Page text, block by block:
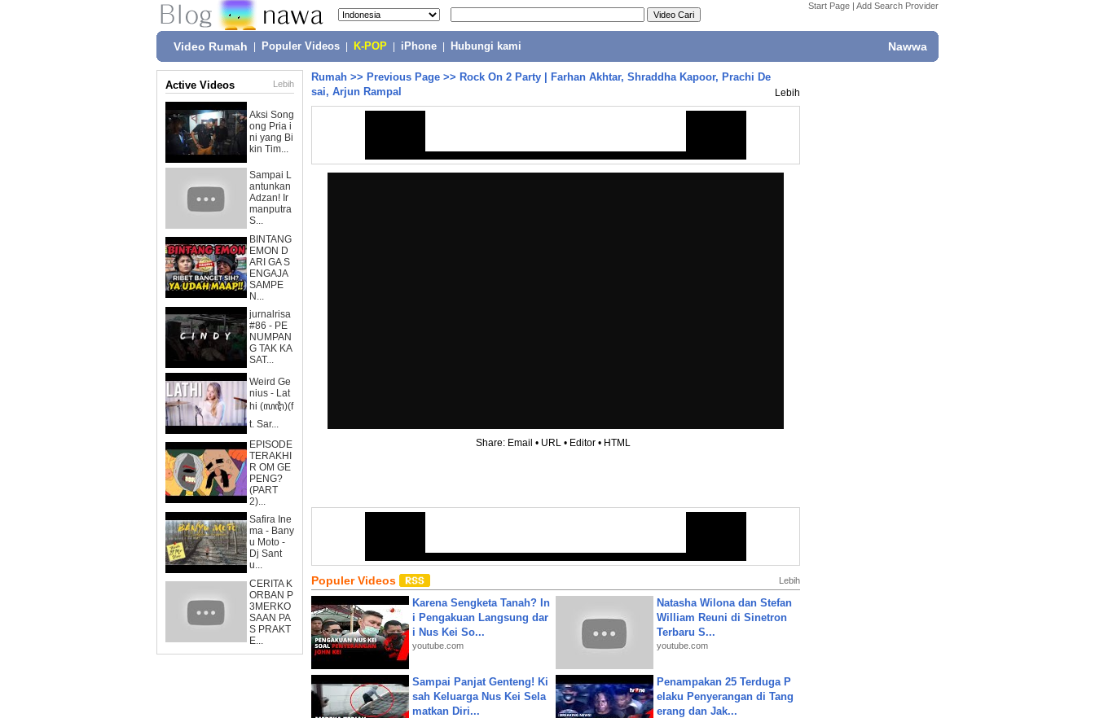
Start Page | Add Search Provider
Video Rumah Populer Videos K-POP iPhone Hubungi kami Nawwa
Active Videos Lebih
Aksi Song
ong Pria i
ni yang Bi
kin Tim...
Sampai L
antunkan
Adzan! Ir
manputra
S...
BINTANG
EMON D
ARI GA S
ENGAJA
SAMPE
N...
jurnalrisa
#86 - PE
NUMPAN
G TAK KA
SAT...
Weird Ge
nius - Lat
hi (ꦭꦛꦶ)(f
t. Sar...
EPISODE
TERAKHI
R OM GE
PENG?
(PART
2)...
Safira Ine
ma - Bany
u Moto -
Dj Sant
u...
CERITA K
ORBAN P
3MERKO
SAAN PA
S PRAKT
E...
Rumah >> Previous Page >> Rock On 2 Party | Farhan Akhtar, Shraddha Kapoor, Prachi De
sai, Arjun Rampal
Lebih
Share: Email • URL • Editor • HTML
Populer Videos Lebih
Karena Sengketa Tanah? In
i Pengakuan Langsung dar
i Nus Kei So...
youtube.com
Natasha Wilona dan Stefan
William Reuni di Sinetron
Terbaru S...
youtube.com
Sampai Panjat Genteng! Ki
sah Keluarga Nus Kei Sela
matkan Diri...
Penampakan 25 Terduga P
elaku Penyerangan di Tang
erang dan Jak...